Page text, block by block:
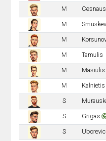
M
M
M
M Tamulis
M Masiulis
M Kalnietis
S
S Grigas
S